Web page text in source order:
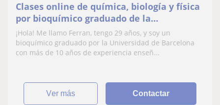
Clases online de química, biología y física
por bioquímico graduado de la
Universidad de Barcelona
¡Hola! Me llamo Ferran, tengo 29 años, y soy un
bioquímico graduado por la Universidad de Barcelona
con más de 10 años de experiencia enseñ...
ver más Contactar